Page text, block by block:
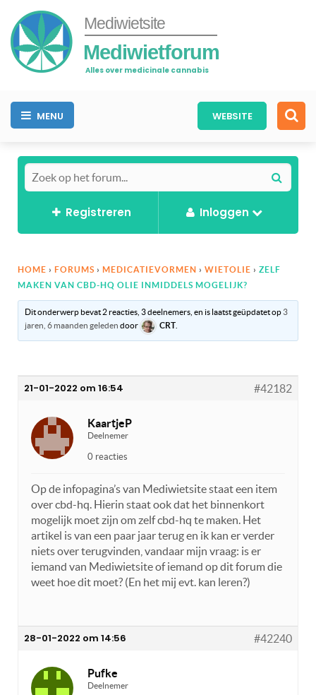
Mediwietsite
Mediwietforum
Alles over medicinale cannabis
MENU WEBSITE
Registreren Inloggen
HOME › FORUMS › MEDICATIEVORMEN › WIETOLIE › ZELF
MAKEN VAN CBD-HQ OLIE INMIDDELS MOGELIJK?
Dit onderwerp bevat 2 reacties, 3 deelnemers, en is laatst geüpdatet op 3
jaren, 6 maanden geleden door CRT
21-01-2022 om 16:54 #42182
KaartjeP
Deelnemer
0 reacties
Op de infopagina’s van Mediwietsite staat een item
over cbd-hq. Hierin staat ook dat het binnenkort
mogelijk moet zijn om zelf cbd-hq te maken. Het
artikel is van een paar jaar terug en ik kan er verder
niets over terugvinden, vandaar mijn vraag: is er
iemand van Mediwietsite of iemand op dit forum die
weet hoe dit moet? (En het mij evt. kan leren?)
28-01-2022 om 14:56 #42240
Pufke
Deelnemer